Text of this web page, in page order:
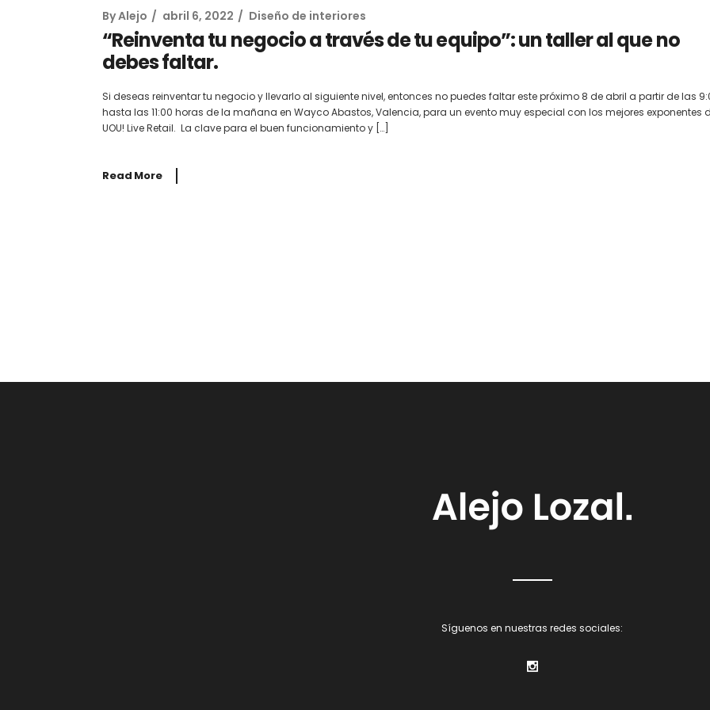
ByAlejo abril 6, 2022 Diseño de interiores
“Reinventa tu negocio a través de tu equipo”: un taller al que no
debes faltar.
Si deseas reinventar tu negocio y llevarlo al siguiente nivel, entonces no puedes faltar este próximo 8 de abril a partir de las
hasta las 11:00 horas de la mañana en Wayco Abastos, Valencia, para un evento muy especial con los mejores exponentes
UOU! Live Retail. La clave para el buen funcionamiento y […]
Read More
Síguenos en nuestras redes sociales: